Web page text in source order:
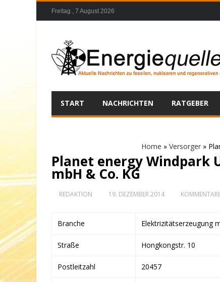
Freitag , 7 August 2026
START NACHRICHTEN RATGEBER
Home » Versorger »
Planet energy Windpark
mbH & Co. KG
REDAKTION 19. DEZEMBER 2014
Branche Elektrizitätserzeugung
Straße Hongkongstr. 10
Postleitzahl 20457